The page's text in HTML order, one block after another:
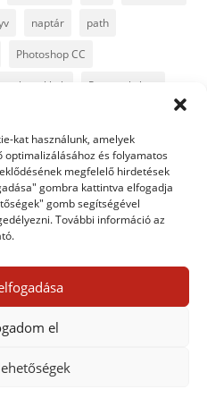
kat használunk, amelyek
optimalizálásához és folyamatos
megfelelő hirdetések
gombra kattintva elfogadja
gomb segítségével
További információ az
el
naptár path
Photoshop CC
trükkök Postworkshop
text Topaz trükkök
jelentkezni